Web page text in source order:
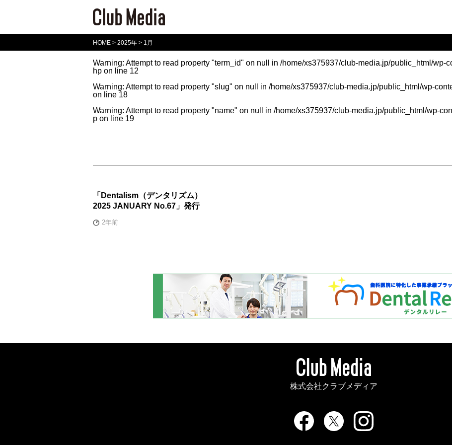
HOME> 2025年> 1月
Warning: Attempt to read property "term_id" on null in /home/xs375937/club-media.jp/public_html/wp-
hpon line 12
Warning: Attempt to read property "slug" on null in /home/xs375937/club-media.jp/public_html/wp-
on line 18
Warning: Attempt to read property "name" on null in /home/xs375937/club-media.jp/public_html/wp-
pon line 19
「Dentalism（デンタリズム）
2025 JANUARY No.67」発行
2年前
株式会社クラブメディア